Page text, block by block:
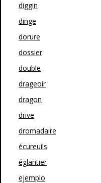
diggin
dinge
dorure
dossier
double
drageoir
dragon
drive
dromadaire
écureuils
églantier
ejemplo